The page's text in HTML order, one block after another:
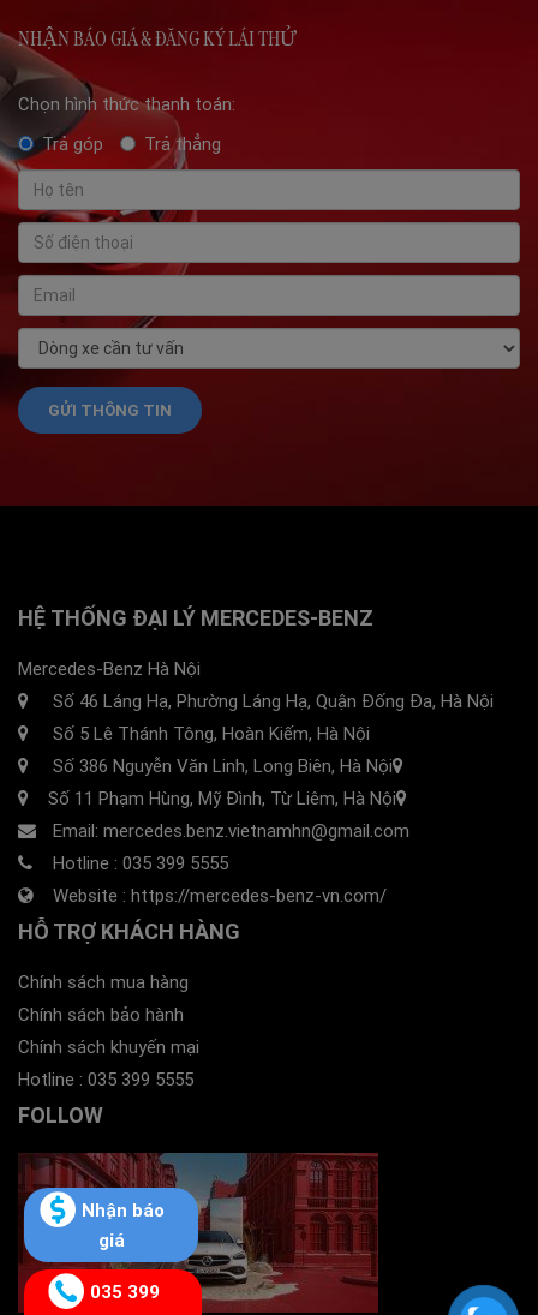
Nhận báo
giá
035 399
NHẬN BÁO GIÁ & ĐĂNG KÝ LÁI THỬ
Chọn hình thức thanh toán:
Trả góp
Trả thẳng
HỆ THỐNG ĐẠI LÝ MERCEDES-BENZ
Mercedes-Benz Hà Nội
Số 46 Láng Hạ, Phường Láng Hạ, Quận Đống Đa, Hà Nội
Số 5 Lê Thánh Tông, Hoàn Kiếm, Hà Nội
Số 386 Nguyễn Văn Linh, Long Biên, Hà Nội
Số 11 Phạm Hùng, Mỹ Đình, Từ Liêm, Hà Nội
Email: mercedes.benz.vietnamhn@gmail.com
Hotline : 035 399 5555
Website : https://mercedes-benz-vn.com/
HỖ TRỢ KHÁCH HÀNG
Chính sách mua hàng
Chính sách bảo hành
Chính sách khuyến mại
Hotline : 035 399 5555
FOLLOW